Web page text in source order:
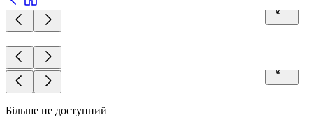
Більше не доступний